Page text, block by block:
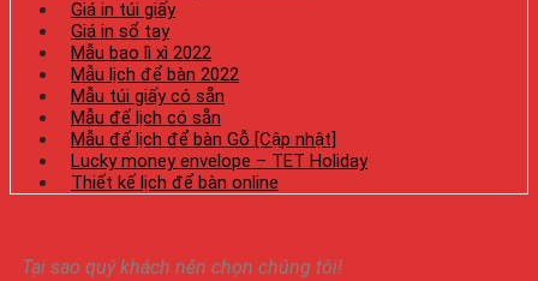
Giá in túi giấy
Giá in sổ tay
Mẫu bao lì xì 2022
Mẫu lịch để bàn 2022
Mẫu túi giấy có sẵn
Mẫu đế lịch có sẵn
Mẫu đế lịch để bàn Gỗ [Cập nhật]
Lucky money envelope – TET Holiday
Thiết kế lịch để bàn online
Tại sao quý khách nên chọn chúng tôi!